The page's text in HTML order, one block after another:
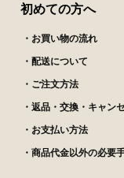
贈呈用として
た。
初めての方へ
・お買い物の流れ
・配送について
・ご注文方法
・返品・交換・キャン
・お支払い方法
・商品代金以外の必要